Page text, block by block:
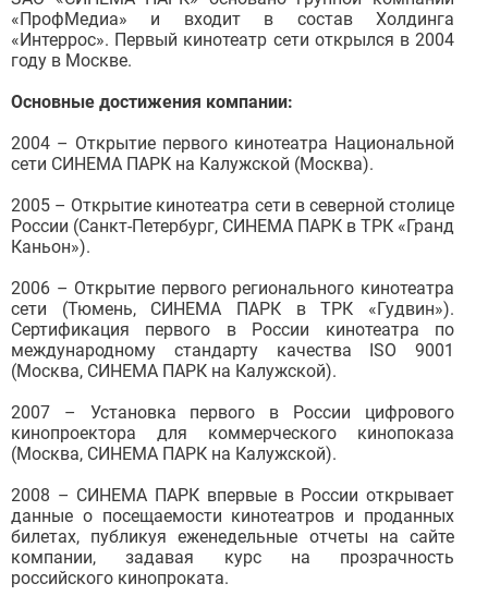
«ПрофМедиа» и входит в состав Холдинга
«Интеррос». Первый кинотеатр сети открылся в 2004
году в Москве.
Основные достижения компании:
2004 – Открытие первого кинотеатра Национальной
сети СИНЕМА ПАРК на Калужской (Москва).
2005 – Открытие кинотеатра сети в северной столице
России (Санкт-Петербург, СИНЕМА ПАРК в ТРК «Гранд
Каньон»).
2006 – Открытие первого регионального кинотеатра
сети (Тюмень, СИНЕМА ПАРК в ТРК «Гудвин»).
Сертификация первого в России кинотеатра по
международному стандарту качества ISO 9001
(Москва, СИНЕМА ПАРК на Калужской).
2007 – Установка первого в России цифрового
кинопроектора для коммерческого кинопоказа
(Москва, СИНЕМА ПАРК на Калужской).
2008 – СИНЕМА ПАРК впервые в России открывает
данные о посещаемости кинотеатров и проданных
билетах, публикуя еженедельные отчеты на сайте
компании, задавая курс на прозрачность
российского кинопроката.